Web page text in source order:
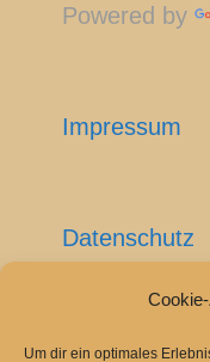
Um dir ein optimales
Powered by
Impressum
Datenschutz
Cookie-